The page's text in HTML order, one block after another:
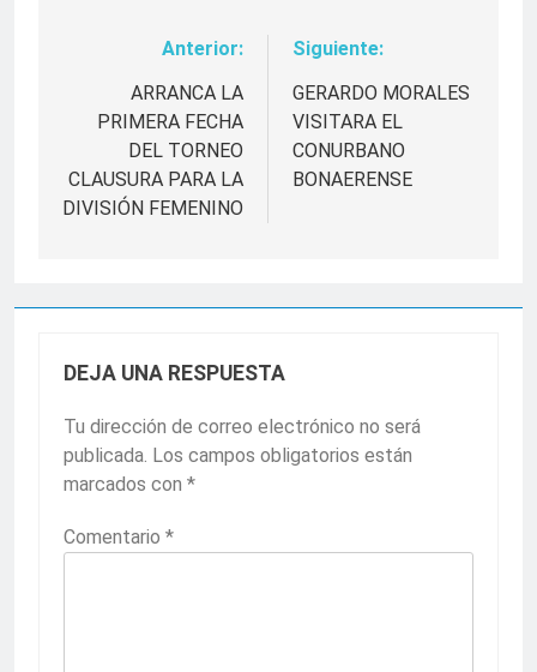
Navegación
entradas
Anterior:
ARRANCA LA
PRIMERA FECHA
DEL TORNEO
CLAUSURA PARA LA
DIVISIÓN FEMENINO
Siguiente:
GERARDO MORALES
VISITARA EL
CONURBANO
BONAERENSE
DEJA UNA RESPUESTA
Tu dirección de correo electrónico no será
publicada. Los campos obligatorios están
marcados con *
Comentario *